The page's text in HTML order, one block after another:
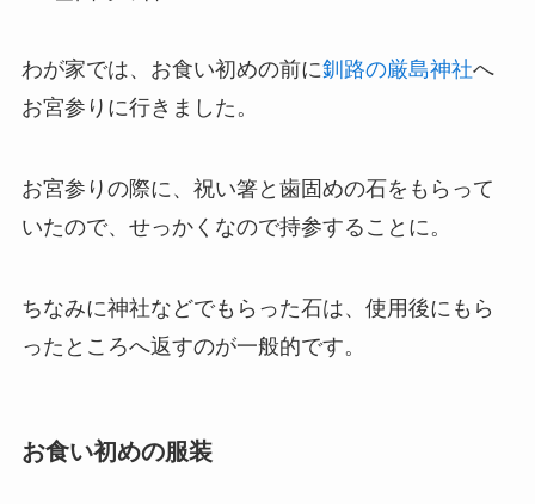
わが家では、お食い初めの前に釧路の厳島神社へ
お宮参りに行きました。
お宮参りの際に、祝い箸と歯固めの石をもらって
いたので、せっかくなので持参することに。
ちなみに神社などでもらった石は、使用後にもら
ったところへ返すのが一般的です。
お食い初めの服装